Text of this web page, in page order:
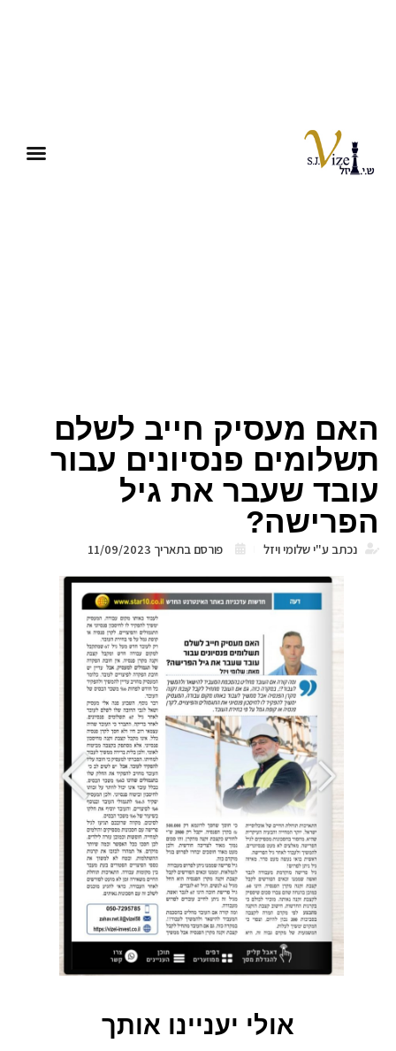
האם מעסיק חייב לשלם
תשלומים פנסיונים עבור
עובד שעבר את גיל
הפרישה?
נכתב ע"ישלומי ויזל פורסם בתאריך 11/09/2023
אולי יעניינו אותך